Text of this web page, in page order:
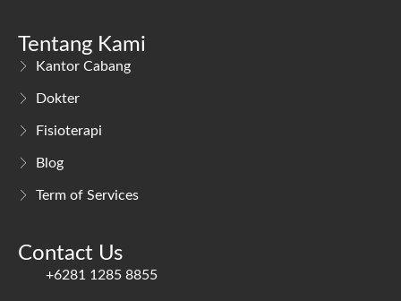
Tentang Kami
Kantor Cabang
Dokter
Fisioterapi
Blog
Term of Services
Contact Us
+6281 1285 8855